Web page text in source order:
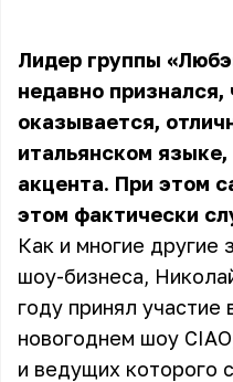
Лидер группы
недавно признался,
оказывается,
итальянском
акцента. При этом
этом фактически
Как и многие другие
шоу-бизнеса,
году принял участие
новогоднем шоу
и ведущих которого